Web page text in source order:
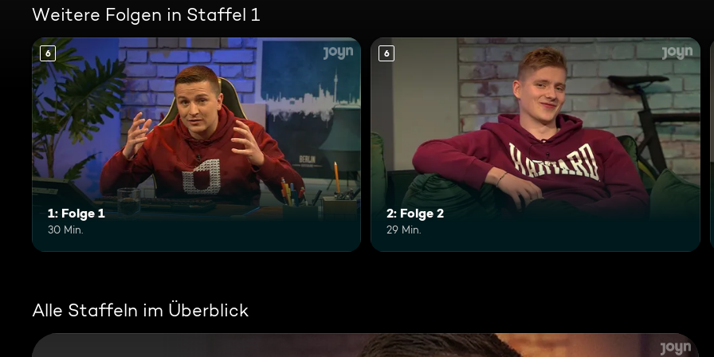
Weitere Folgen in Staffel 1
6
1: Folge 1
30 Min.
6
2: Folge 2
29 Min.
Alle Staffeln im Überblick